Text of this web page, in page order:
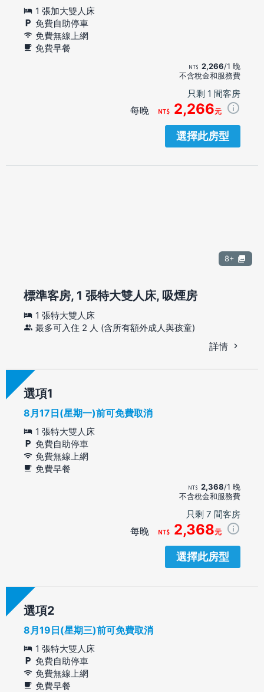
1 張加大雙人床
免費自助停車
免費無線上網
免費早餐
2,266/1 晚
不含稅金和服務費
只剩 1 間客房
每晚 2,266元
選擇此房型
8+
標準客房, 1 張特大雙人床, 吸煙房
1 張特大雙人床
最多可入住 2 人 (含所有額外成人與孩童)
詳情
選項
8月17日(星期一)前可免費取消
1 張特大雙人床
免費自助停車
免費無線上網
免費早餐
2,368/1 晚
不含稅金和服務費
只剩 7 間客房
每晚 2,368元
選擇此房型
選項
8月19日(星期三)前可免費取消
1 張特大雙人床
免費自助停車
免費無線上網
免費早餐